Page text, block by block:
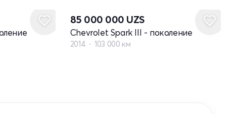
85 000 000 UZS
Chevrolet Spark III - поколение
2014 103 000 км